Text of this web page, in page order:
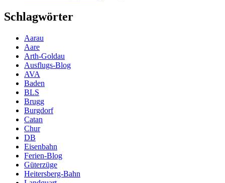
Schlagwörter
Aarau
Aare
Arth-Goldau
Ausflugs-Blog
AVA
Baden
BLS
Brugg
Burgdorf
Catan
Chur
DB
Eisenbahn
Ferien-Blog
Güterzüge
Heitersberg-Bahn